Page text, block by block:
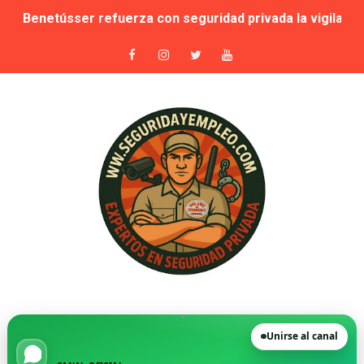
Benetússer refuerza con seguridad privada la
Publicada la lista de aptos para la habilitación como
Grupo Secoex se perfila como adjudicataria de la
Adjudicado por 87,9 millones el contrato de apoyo a
🚨 Falta de vigilantes en El Retiro: cuando la
Suspensión cautelar de la adjudicación de varios
🛡️ Vecinos de VPP en Playa de San Juan denuncian
Novedad. Orden INT/25/2026 — Habilitación de
La Moraleja, condenada a readmitir a su director de
Unirse al canal